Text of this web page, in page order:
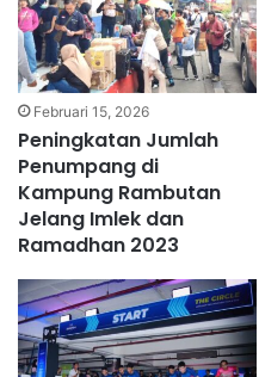
Februari 15, 2026
Peningkatan Jumlah
Penumpang di
Kampung Rambutan
Jelang Imlek dan
Ramadhan 2023